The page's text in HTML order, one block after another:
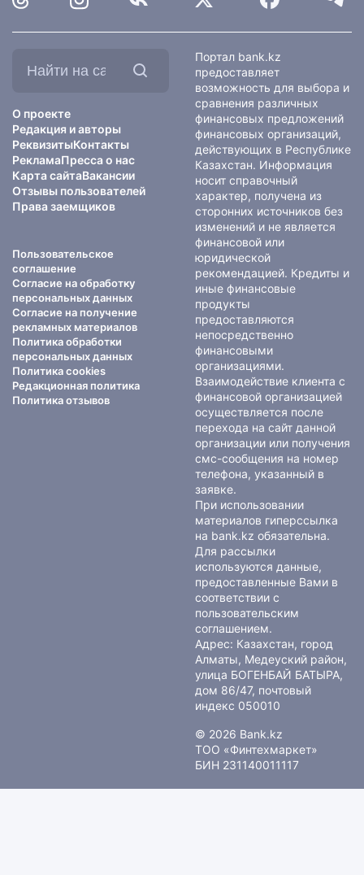
О проекте
Редакция и авторы
РеквизитыКонтакты
РекламаПресса о нас
Карта сайтаВакансии
Отзывы пользователей
Права заемщиков
Пользовательское
соглашение
Согласие на обработку
персональных данных
Согласие на получение
рекламных материалов
Политика обработки
персональных данных
Политика cookies
Редакционная политика
Политика отзывов
Портал bank.kz
предоставляет
возможность для выбора и
сравнения различных
финансовых предложений
финансовых организаций,
действующих в Республике
Казахстан. Информация
носит справочный
характер, получена из
сторонних источников без
изменений и не является
финансовой или
юридической
рекомендацией. Кредиты и
иные финансовые
продукты
предоставляются
непосредственно
финансовыми
организациями.
Взаимодействие клиента с
финансовой организацией
осуществляется после
перехода на сайт данной
организации или получения
смс-сообщения на номер
телефона, указанный в
заявке.
При использовании
материалов гиперссылка
на bank.kz обязательна.
Для рассылки
используются данные,
предоставленные Вами в
соответствии с
пользовательским
соглашением.
Адрес: Казахстан, город
Алматы, Медеуский район,
улица БОГЕНБАЙ БАТЫРА,
дом 86/47, почтовый
индекс 050010
© 2026 Bank.kz
ТОО «Финтехмаркет»
БИН 231140011117